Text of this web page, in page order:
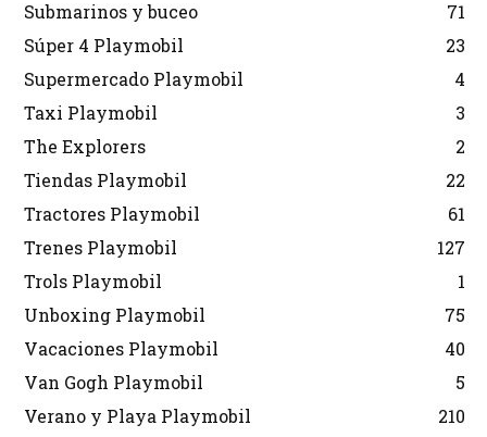
Submarinos y buceo
71
Súper 4 Playmobil
23
Supermercado Playmobil
4
Taxi Playmobil
3
The Explorers
2
Tiendas Playmobil
22
Tractores Playmobil
61
Trenes Playmobil
127
Trols Playmobil
1
Unboxing Playmobil
75
Vacaciones Playmobil
40
Van Gogh Playmobil
5
Verano y Playa Playmobil
210